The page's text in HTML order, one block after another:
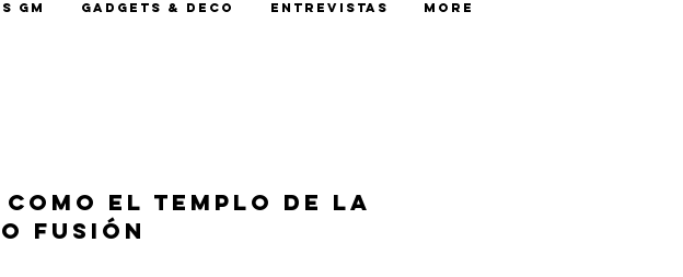
GM Gadgets & Deco Entrevistas More
como el templo de la
fusión